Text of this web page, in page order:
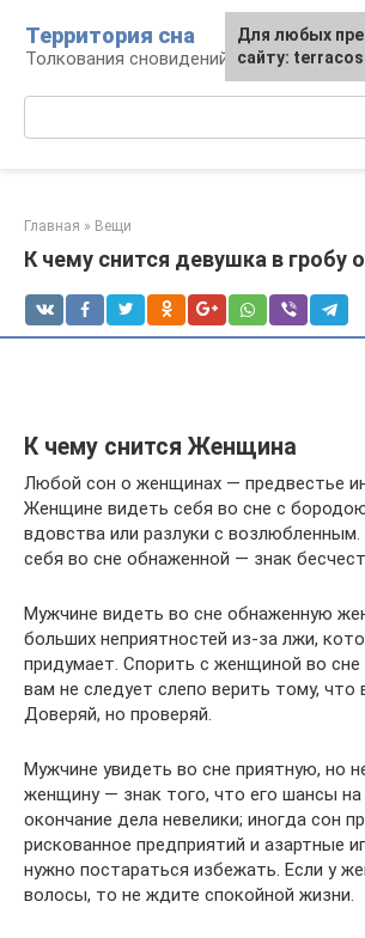
контенту
Территория сна
Толкования сновидений
Главная » Вещи
К чему снится девушка в гробу
К чему снится Женщина
Любой сон о женщинах — предвестье
Женщине видеть себя во сне с
вдовства или разлуки с
себя во сне обнаженной — знак
Мужчине видеть во сне обнаженную
больших неприятностей из-за лжи,
придумает. Спорить с женщиной во сне
вам не следует слепо верить тому, что
Доверяй, но проверяй.
Мужчине увидеть во сне приятную, но
женщину — знак того, что его шансы на
окончание дела невелики; иногда сон
рискованное предприятий и азартные
нужно постараться избежать. Если у
волосы, то не ждите спокойной жизни.
Для любых
сайту: